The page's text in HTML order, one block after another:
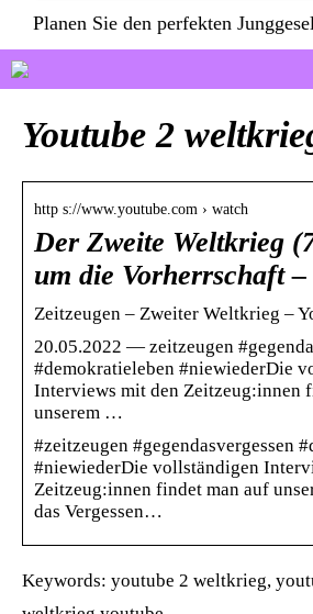
Planen Sie den perfekten
Youtube 2
http s://www.youtube.com › watch
Der Zweite Weltkrieg
um die Vorherrschaft –
Zeitzeugen – Zweiter Weltkrieg –
20.05.2022 — zeitzeugen
#demokratieleben #niewiederDie
Interviews mit den Zeitzeug:innen
unserem …
#zeitzeugen #gegendasvergessen
#niewiederDie vollständigen
Zeitzeug:innen findet man auf
das Vergessen…
Keywords: youtube 2 weltkrieg,